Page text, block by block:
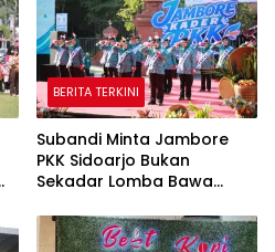
BERITA TERKINI
Subandi Minta Jambore
PKK Sidoarjo Bukan
Sekadar Lomba Bawa
untuk Warga